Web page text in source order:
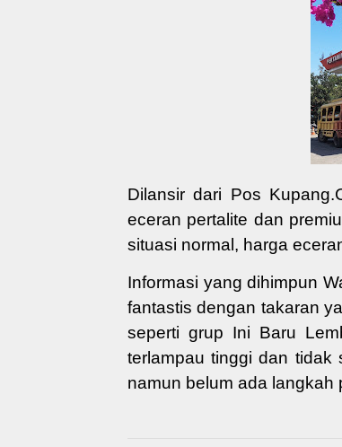
Dilansir dari Pos
eceran pertalite dan
situasi normal, harga
Informasi yang dihimpun
fantastis dengan takaran
seperti grup Ini Baru
terlampau tinggi dan tidak
namun belum ada langkah